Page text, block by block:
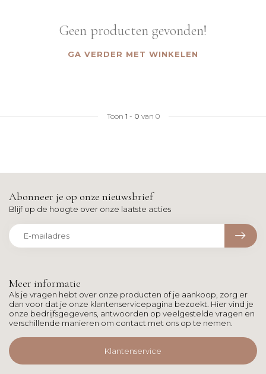
Geen producten gevonden!
GA VERDER MET WINKELEN
Toon 1 - 0 van 0
Meer informatie
Als je vragen hebt over onze producten of je aankoop, zorg er
dan voor dat je onze klantenservicepagina bezoekt. Hier vind je
onze bedrijfsgegevens, antwoorden op veelgestelde vragen en
verschillende manieren om contact met ons op te nemen.
Klantenservice
Abonneer je op onze nieuwsbrief
Blijf op de hoogte over onze laatste acties